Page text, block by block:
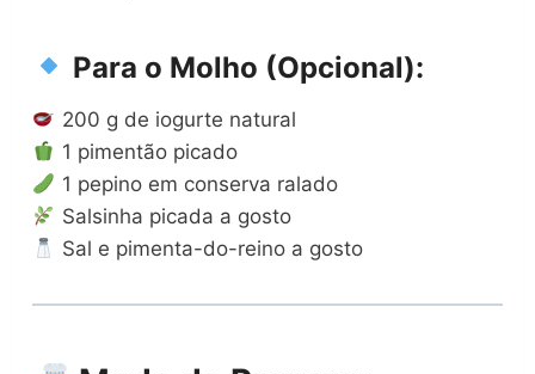
Para o Molho (Opcional):
200 g de iogurte natural
1 pimentão picado
1 pepino em conserva ralado
Salsinha picada a gosto
Sal e pimenta-do-reino a gosto